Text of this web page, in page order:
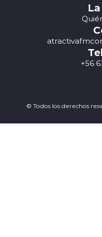
+56
© Todos los derechos